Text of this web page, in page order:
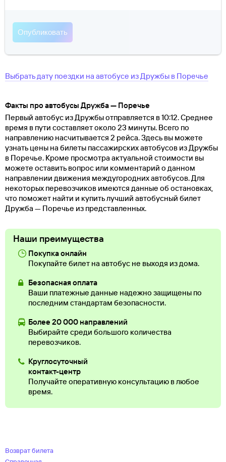
Выбрать дату поездки на автобусе изДружбы в Поречье
Факты про автобусы Дружба — Поречье
Первый автобус из Дружбы отправляется в 10:12. Среднее
время в пути составляет около 23 минуты. Всего по
направлению насчитывается 2 рейса. Здесь вы можете
узнать цены на билеты пассажирских автобусов из Дружбы
в Поречье. Кроме просмотра актуальной стоимости вы
можете оставить вопрос или комментарий о данном
направлении движения междугородних автобусов. Для
некоторых перевозчиков имеются данные об остановках,
что поможет найти и купить лучший автобусный билет
Дружба — Поречье из представленных.
Наши преимущества
Покупка онлайн
Покупайте билет на автобус не выходя из дома.
Безопасная оплата
Ваши платежные данные надежно защищены по
последним стандартам безопасности.
Более 20 000 направлений
Выбирайте среди большого количества
перевозчиков.
Круглосуточный
контакт-центр
Получайте оперативную консультацию в любое
время.
Возврат билета